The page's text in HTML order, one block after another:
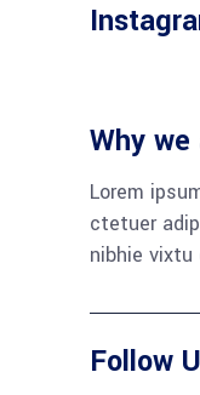
Why
Lorem
ctetuer
nibhie vixtu
Follow